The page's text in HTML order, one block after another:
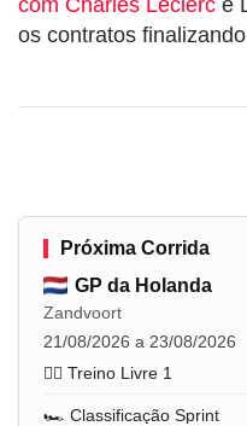
os contratos
Próxima Corrida
GP da Holanda
Zandvoort
21/08/2026 a 23/08/2026
🏋️‍♂️ Treino Livre 1
🏎️ Classificação Sprint